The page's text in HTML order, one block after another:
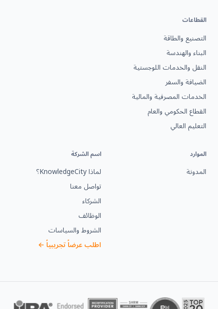
القطاعات
التصنيع والطاقة
البناء والهندسة
النقل والخدمات اللوجستية
الضيافة والسفر
الخدمات المصرفية والمالية
القطاع الحكومي والعام
التعليم العالي
الموارد
المدونة
اسم الشركة
لماذا KnowledgeCity؟
تواصل معنا
الشركاء
الوظائف
الشروط والسياسات
اطلب عرضاً تجريبياً ←